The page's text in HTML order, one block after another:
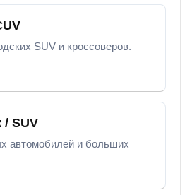
SUV и кроссоверов.
SUV
автомобилей и больших